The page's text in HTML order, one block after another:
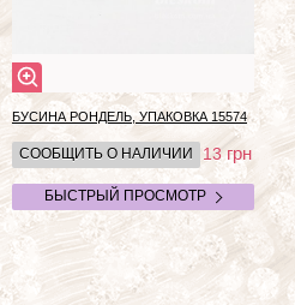
БУСИНА РОНДЕЛЬ, УПАКОВКА 15574
СООБЩИТЬ О НАЛИЧИИ 13грн
БЫСТРЫЙ ПРОСМОТР